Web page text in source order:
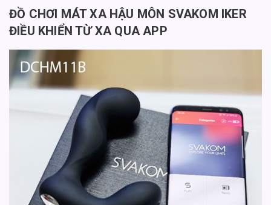
ĐỒ CHƠI MÁT XA HẬU MÔN SVAKOM IKER
ĐIỀU KHIỂN TỪ XA QUA APP